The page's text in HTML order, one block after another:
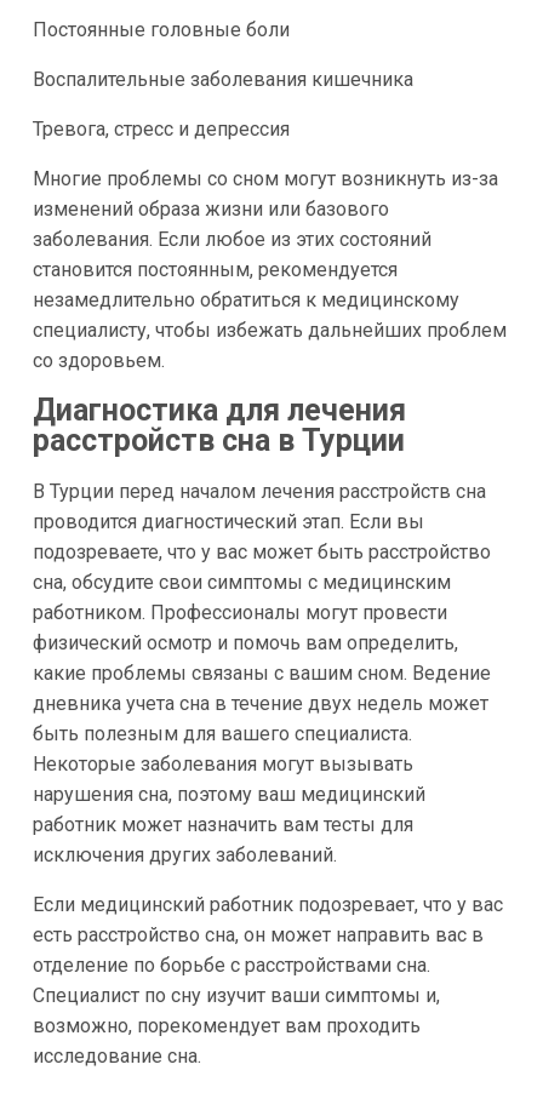
Постоянные головные боли
Воспалительные заболевания кишечника
Тревога, стресс и депрессия
Многие проблемы со сном могут возникнуть из-за
изменений образа жизни или базового
заболевания. Если любое из этих состояний
становится постоянным, рекомендуется
незамедлительно обратиться к медицинскому
специалисту, чтобы избежать дальнейших проблем
со здоровьем.
Диагностика для лечения
расстройств сна в Турции
В Турции перед началом лечения расстройств сна
проводится диагностический этап. Если вы
подозреваете, что у вас может быть расстройство
сна, обсудите свои симптомы с медицинским
работником. Профессионалы могут провести
физический осмотр и помочь вам определить,
какие проблемы связаны с вашим сном. Ведение
дневника учета сна в течение двух недель может
быть полезным для вашего специалиста.
Некоторые заболевания могут вызывать
нарушения сна, поэтому ваш медицинский
работник может назначить вам тесты для
исключения других заболеваний.
Если медицинский работник подозревает, что у вас
есть расстройство сна, он может направить вас в
отделение по борьбе с расстройствами сна.
Специалист по сну изучит ваши симптомы и,
возможно, порекомендует вам проходить
исследование сна.